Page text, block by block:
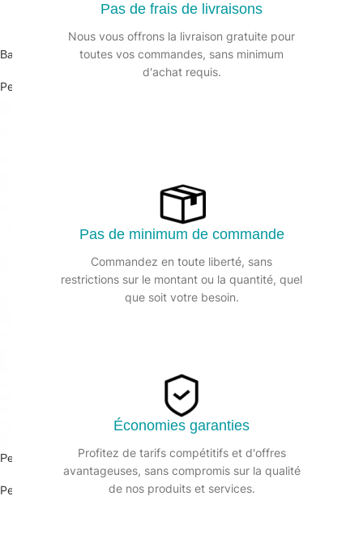
Pas de frais de livraisons
Nous vous offrons la livraison gratuite pour
toutes vos commandes, sans minimum
d'achat requis.
Pas de minimum de commande
Commandez en toute liberté, sans
restrictions sur le montant ou la quantité, quel
que soit votre besoin.
Économies garanties
Profitez de tarifs compétitifs et d'offres
avantageuses, sans compromis sur la qualité
de nos produits et services.
Balayette coco / Manche long hêtre 46cm
Pelle et balayette
Pelle avec balayette de couleur
Pelle et balayette